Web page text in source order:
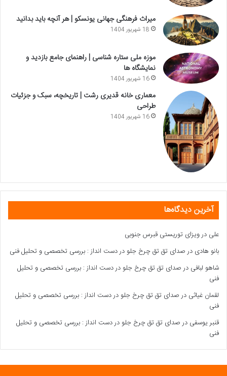
میراث فرهنگی جهانی یونسکو | هر آنچه باید بدانید
18 شهریور 1404
موزه ملی ستاره شناسی | راهنمای جامع بازدید و
نمایشگاه ها
16 شهریور 1404
معماری خانه قدیری رشت | تاریخچه، سبک و جزئیات
طراحی
16 شهریور 1404
آخرین دیدگاه‌ها
علی درویزای توریستی قبرس جنوبی
بانو هادی درصدای تق تق چرخ جلو در دست انداز : بررسی تخصصی و تحلیل فنی
شاهو لبافی درصدای تق تق چرخ جلو در دست انداز : بررسی تخصصی و تحلیل
فنی
لقمان غیاثی درصدای تق تق چرخ جلو در دست انداز : بررسی تخصصی و تحلیل
فنی
قنبر یوسفی درصدای تق تق چرخ جلو در دست انداز : بررسی تخصصی و تحلیل
فنی